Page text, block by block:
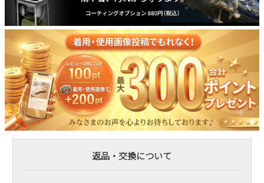
返品・交換について